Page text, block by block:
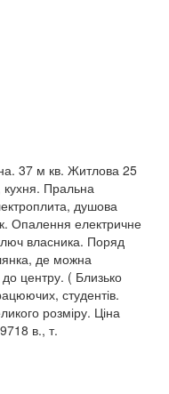
37 м кв. Житлова 25
кухня. Пральна
душова
Опалення електричне
власника. Поряд
де можна
до центру. ( Близько
студентів.
розміру. Ціна
в., т.